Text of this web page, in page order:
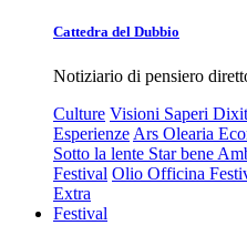
Cattedra del Dubbio
Notiziario di pensiero
Culture Visioni Saperi Dixit
Esperienze Ars Olearia
Sotto la lente Star bene
Festival Olio Officina
Extra
Festival